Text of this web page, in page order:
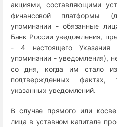
акциями, составляющими
финансовой платформы
упоминании - обязанные
Банк России уведомления,
- 4 настоящего Указания
упоминании - уведомления),
со дня, когда им стало
подтвержденных фактах,
указанных уведомлений.
В случае прямого или
лица в уставном капитале